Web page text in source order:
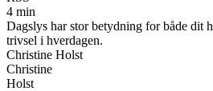
4 min
Dagslys har stor betydning for både dit
trivsel i hverdagen.
Christine Holst
Christine
Holst